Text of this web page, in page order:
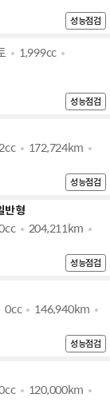
성능점검
1,999cc
성능점검
172,724km
성능점검
반형
204,211km
성능점검
0cc 146,940km
성능점검
120,000km